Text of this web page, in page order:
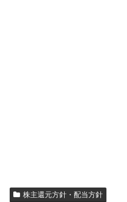
株主還元方針・配当方針